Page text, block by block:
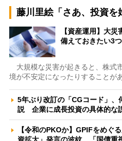
藤川里絵「さあ、投資を
【資産運用】大
備えておきたい3
大規模な災害が起きると、株式
境が不安定になったりすることが
5年ぶり改訂の「CGコード」、
説 企業に成長投資の具体的な
【令和のPKOか】GPIFをめぐ